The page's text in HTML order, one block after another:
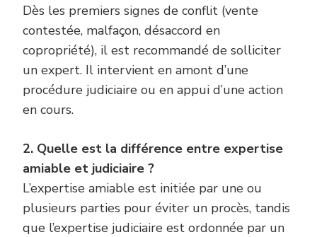
Dès les premiers signes de conflit (vente
contestée, malfaçon, désaccord en
copropriété), il est recommandé de solliciter
un expert. Il intervient en amont d’une
procédure judiciaire ou en appui d’une action
en cours.
2. Quelle est la différence entre expertise
amiable et judiciaire ?
L’expertise amiable est initiée par une ou
plusieurs parties pour éviter un procès, tandis
que l’expertise judiciaire est ordonnée par un